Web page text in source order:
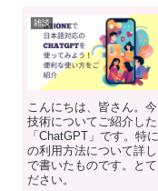
雑談
こんにちは、皆さん。
技術についてご紹介し
「ChatGPT」です。特
の利用方法について詳
で書いたものです。と
ださい。